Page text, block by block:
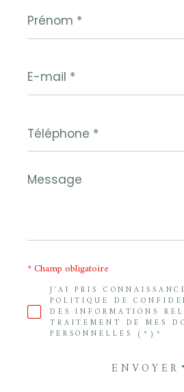
*
mail
*
*
Message
*
J'AI PRIS
POLITIQUE DE
DES INFORMATIONS
TRAITEMENT DE MES
PERSONNELLES (*)*
* Champ obligatoire
ENVOYER